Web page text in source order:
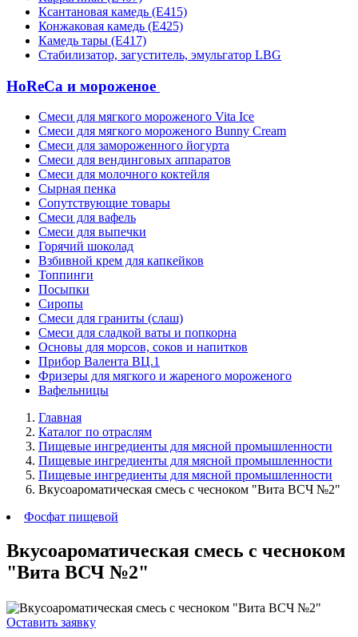
Ксантановая камедь (Е415)
Конжаковая камедь (Е425)
Камедь тары (Е417)
Стабилизатор, загуститель, эмульгатор LBG
HoReCa и мороженое
Смеси для мягкого мороженого Vita Ice
Смеси для мягкого мороженого Bunny Cream
Смеси для замороженного йогурта
Смеси для вендинговых аппаратов
Смеси для молочного коктейля
Сырная пенка
Сопутствующие товары
Смеси для вафель
Смеси для выпечки
Горячий шоколад
Взбивной крем для капкейков
Топпинги
Посыпки
Сиропы
Смеси для граниты (слаш)
Смеси для сладкой ваты и попкорна
Основы для морсов, соков и напитков
Прибор Валента ВЦ.1
Фризеры для мягкого и жареного мороженого
Вафельницы
Главная
Каталог по отраслям
Пищевые ингредиенты для мясной промышленности
Пищевые ингредиенты для мясной промышленности
Пищевые ингредиенты для мясной промышленности
Вкусоароматическая смесь с чесноком "Вита ВСЧ №2"
Фосфат пищевой
Вкусоароматическая смесь с чесноком
"Вита ВСЧ №2"
Оставить заявку